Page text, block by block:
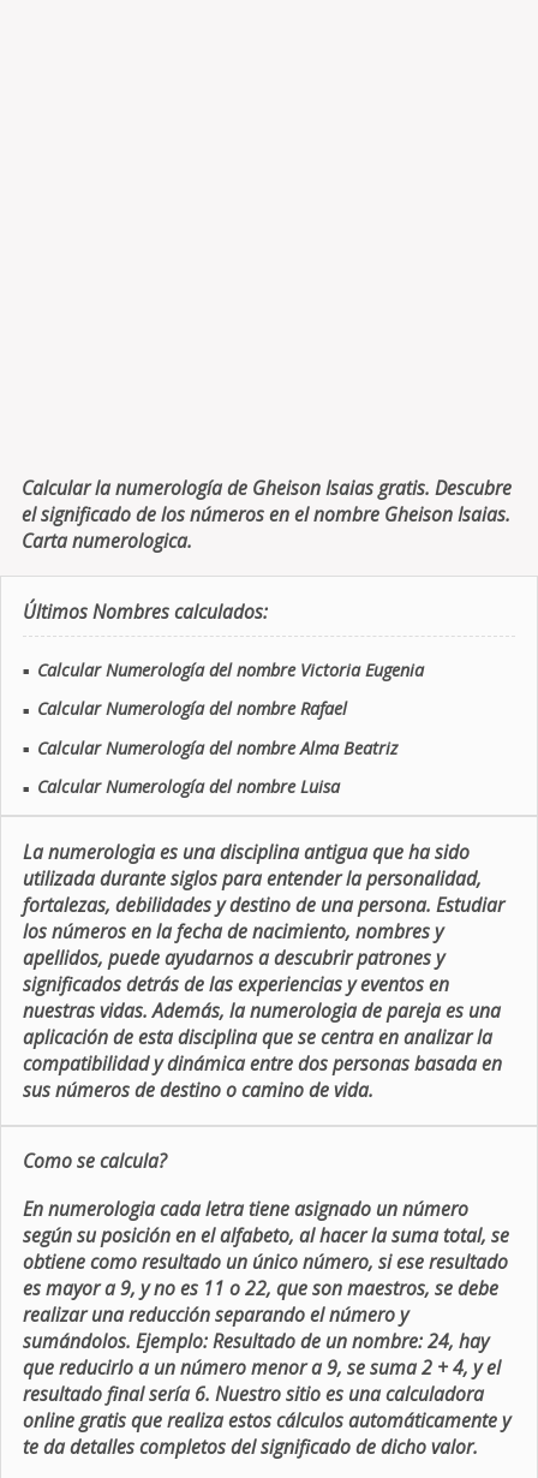
Calcular la numerología de Gheison Isaias gratis. Descubre
el significado de los números en el nombre Gheison Isaias.
Carta numerologica.
Últimos Nombres calculados:
■ Calcular Numerología del nombre Victoria Eugenia
■ Calcular Numerología del nombre Rafael
■ Calcular Numerología del nombre Alma Beatriz
■ Calcular Numerología del nombre Luisa
La numerologia es una disciplina antigua que ha sido
utilizada durante siglos para entender la personalidad,
fortalezas, debilidades y destino de una persona. Estudiar
los números en la fecha de nacimiento, nombres y
apellidos, puede ayudarnos a descubrir patrones y
significados detrás de las experiencias y eventos en
nuestras vidas. Además, la numerologia de pareja es una
aplicación de esta disciplina que se centra en analizar la
compatibilidad y dinámica entre dos personas basada en
sus números de destino o camino de vida.
Como se calcula?
En numerologia cada letra tiene asignado un número
según su posición en el alfabeto, al hacer la suma total, se
obtiene como resultado un único número, si ese resultado
es mayor a 9, y no es 11 o 22, que son maestros, se debe
realizar una reducción separando el número y
sumándolos. Ejemplo: Resultado de un nombre: 24, hay
que reducirlo a un número menor a 9, se suma 2 + 4, y el
resultado final sería 6. Nuestro sitio es una calculadora
online gratis que realiza estos cálculos automáticamente y
te da detalles completos del significado de dicho valor.